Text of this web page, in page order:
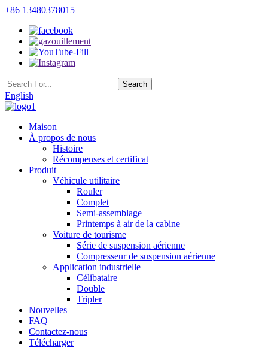
+86 13480378015
English
Maison
À propos de nous
Histoire
Récompenses et certificat
Produit
Véhicule utilitaire
Rouler
Complet
Semi-assemblage
Printemps à air de la cabine
Voiture de tourisme
Série de suspension aérienne
Compresseur de suspension aérienne
Application industrielle
Célibataire
Double
Tripler
Nouvelles
FAQ
Contactez-nous
Télécharger